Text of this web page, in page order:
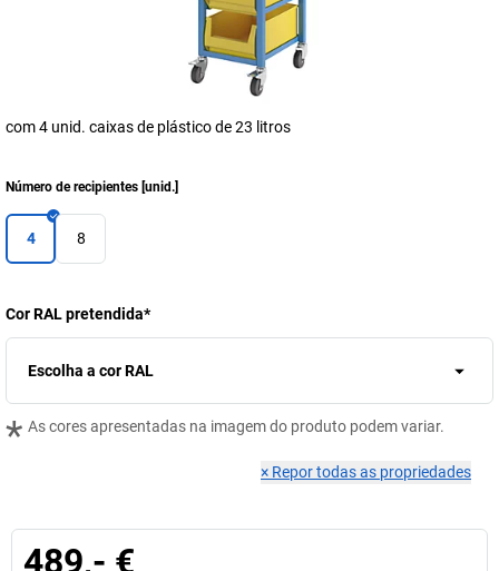
com 4 unid. caixas de plástico de 23 litros
Número de recipientes [unid.]
4 8
Cor RAL pretendida*
Escolha a cor RAL
* As cores apresentadas na imagem do produto podem variar.
× Repor todas as propriedades
489,- €